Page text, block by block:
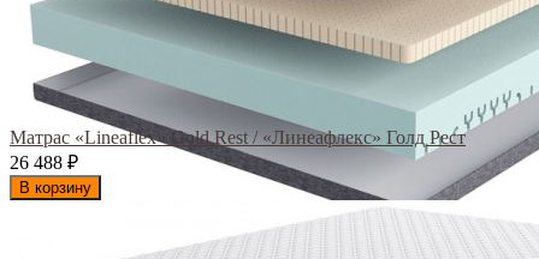
Матрас «Lineaflex» Gold Rest / «Линеафлекс» Голд Рест
26 488 ₽
В корзину